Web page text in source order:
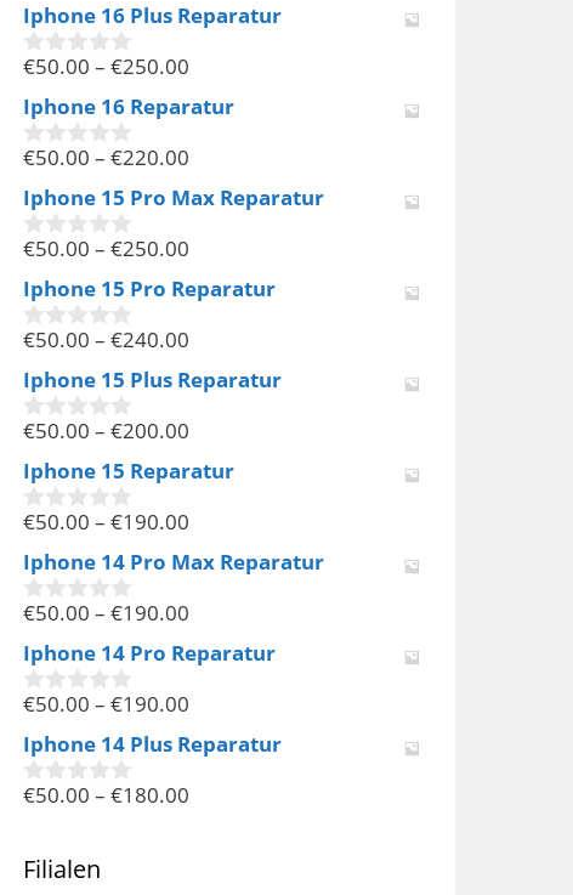
o
n
5
Iphone 16 Plus Reparatur
0
o
n
5
€50.00 – €250.00
Iphone 16 Reparatur
0
o
n
5
€50.00 – €220.00
Iphone 15 Pro Max Reparatur
0
o
n
5
€50.00 – €250.00
Iphone 15 Pro Reparatur
0
o
n
5
€50.00 – €240.00
Iphone 15 Plus Reparatur
0
o
n
5
€50.00 – €200.00
Iphone 15 Reparatur
0
o
n
5
€50.00 – €190.00
Iphone 14 Pro Max Reparatur
0
o
n
5
€50.00 – €190.00
Iphone 14 Pro Reparatur
0
o
n
5
€50.00 – €190.00
Iphone 14 Plus Reparatur
0
n
5
€50.00 – €180.00
Filialen